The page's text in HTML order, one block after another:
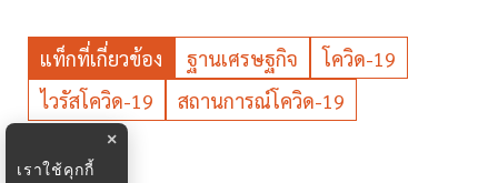
แท็กที่เกี่ยวข้อง ฐานเศรษฐกิจ
โควิด-19
ไวรัสโควิด-19
สถานการณ์โควิด-19
×
เราใช้คุกกี้